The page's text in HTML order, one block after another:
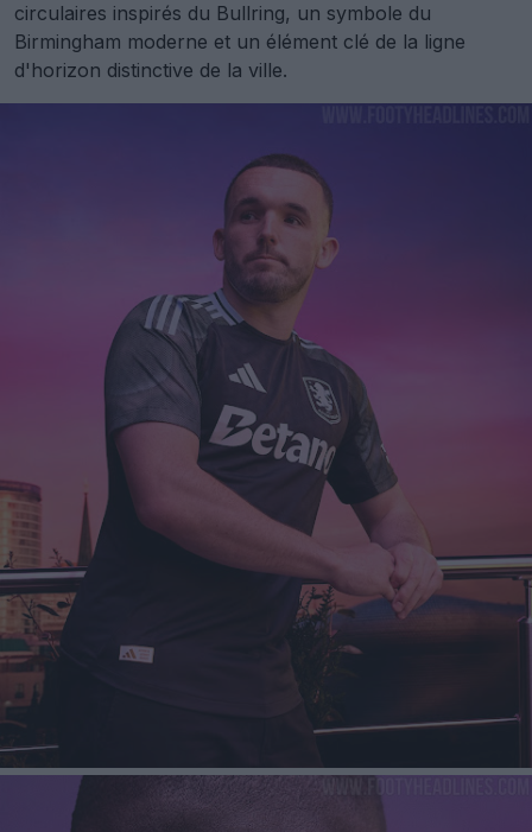
circulaires inspirés du Bullring, un symbole du
Birmingham moderne et un élément clé de la ligne
d'horizon distinctive de la ville.